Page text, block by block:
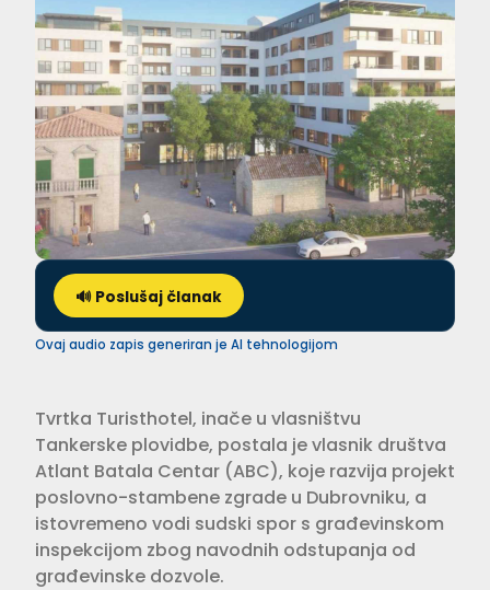
🔊 Poslušaj članak
Ovaj audio zapis generiran je AI tehnologijom
Tvrtka Turisthotel, inače u vlasništvu
Tankerske plovidbe, postala je vlasnik društva
Atlant Batala Centar (ABC), koje razvija projekt
poslovno-stambene zgrade u Dubrovniku, a
istovremeno vodi sudski spor s građevinskom
inspekcijom zbog navodnih odstupanja od
građevinske dozvole.